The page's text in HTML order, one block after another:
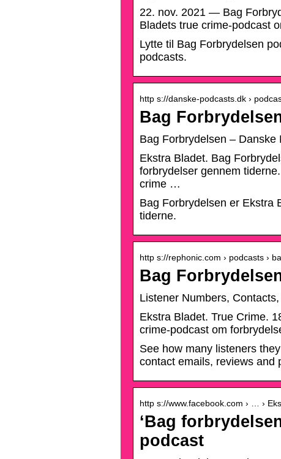
22. nov. 2021 — Bag
Bladets true crime-podcast
Lytte til Bag Forbrydelsen
podcasts.
http s://danske-podcasts.dk ›
Bag
Bag Forbrydelsen – Danske
Ekstra Bladet. Bag
forbrydelser gennem
crime …
Bag Forbrydelsen er Ekstra
tiderne.
http s://rephonic.com › podcasts ›
Bag
Listener Numbers,
Ekstra Bladet. True Crime.
crime-podcast om
See how many listeners
contact emails, reviews and
http s://www.facebook.com › … ›
‘Bag
podcast